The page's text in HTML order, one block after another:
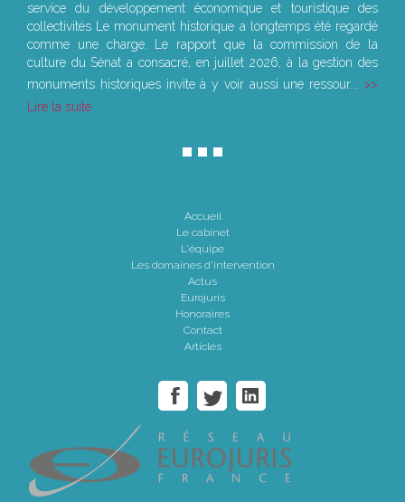
service du développement économique et touristique des
collectivités Le monument historique a longtemps été regardé
comme une charge. Le rapport que la commission de la
culture du Sénat a consacré, en juillet 2026, à la gestion des
monuments historiques invite à y voir aussi une ressour...
Lire la suite
Accueil
Le cabinet
L'équipe
Les domaines d'intervention
Actus
Eurojuris
Honoraires
Contact
Articles